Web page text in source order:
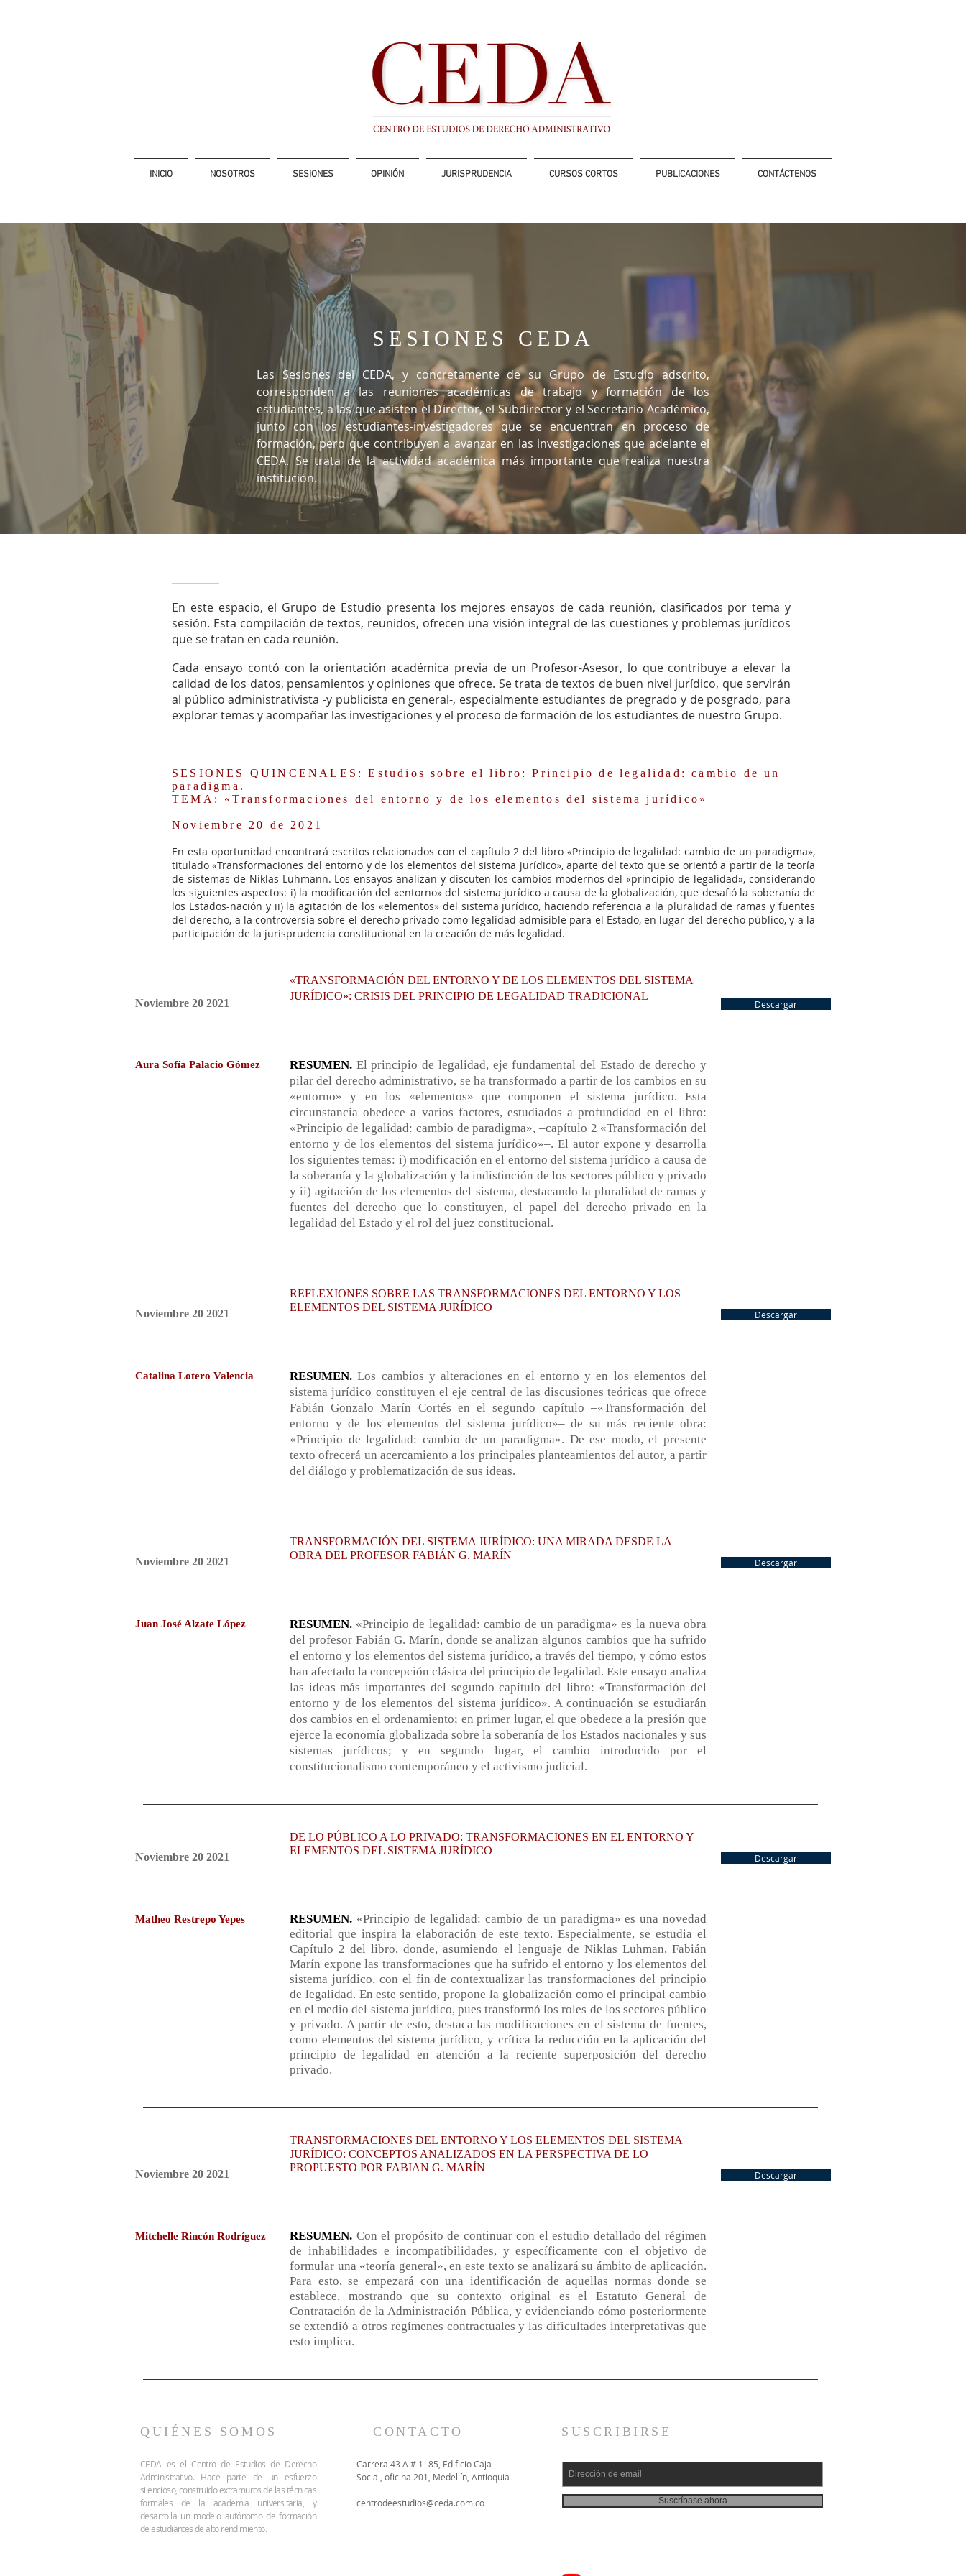
INICIO NOSOTROS SESIONES OPINIÓN JURISPRUDENCIA CURSOS CORTOS PUBLICACIONES CONTÁCTENOS
SESIONES CEDA
Las Sesiones del CEDA, y concretamente de su Grupo de Estudio adscrito,
corresponden a las reuniones académicas de trabajo y formación de los
estudiantes, a las que asisten el Director, el Subdirector y el Secretario Académico,
junto con los estudiantes-investigadores que se encuentran en proceso de
formación, pero que contribuyen a avanzar en las investigaciones que adelante el
CEDA. Se trata de la actividad académica más importante que realiza nuestra
institución.
En este espacio, el Grupo de Estudio presenta los mejores ensayos de cada reunión, clasificados por tema y
sesión. Esta compilación de textos, reunidos, ofrecen una visión integral de las cuestiones y problemas jurídicos
que se tratan en cada reunión.
Cada ensayo contó con la orientación académica previa de un Profesor-Asesor, lo que contribuye a elevar la
calidad de los datos, pensamientos y opiniones que ofrece. Se trata de textos de buen nivel jurídico, que servirán
al público administrativista -y publicista en general-, especialmente estudiantes de pregrado y de posgrado, para
explorar temas y acompañar las investigaciones y el proceso de formación de los estudiantes de nuestro Grupo.
SESIONES QUINCENALES: Estudios sobre el libro: Principio de legalidad: cambio de un
paradigma.
TEMA: «Transformaciones del entorno y de los elementos del sistema jurídico»
Noviembre 20 de 2021
En esta oportunidad encontrará escritos relacionados con el capítulo 2 del libro «Principio de legalidad: cambio de un paradigma»,
titulado «Transformaciones del entorno y de los elementos del sistema jurídico», aparte del texto que se orientó a partir de la teoría
de sistemas de Niklas Luhmann. Los ensayos analizan y discuten los cambios modernos del «principio de legalidad», considerando
los siguientes aspectos: i) la modificación del «entorno» del sistema jurídico a causa de la globalización, que desafió la soberanía de
los Estados-nación y ii) la agitación de los «elementos» del sistema jurídico, haciendo referencia a la pluralidad de ramas y fuentes
del derecho, a la controversia sobre el derecho privado como legalidad admisible para el Estado, en lugar del derecho público, y a la
participación de la jurisprudencia constitucional en la creación de más legalidad.
Noviembre 20 2021
«TRANSFORMACIÓN DEL ENTORNO Y DE LOS ELEMENTOS DEL SISTEMA
JURÍDICO»: CRISIS DEL PRINCIPIO DE LEGALIDAD TRADICIONAL
Descargar
Aura Sofía Palacio Gómez RESUMEN. El principio de legalidad, eje fundamental del Estado de derecho y
pilar del derecho administrativo, se ha transformado a partir de los cambios en su
«entorno» y en los «elementos» que componen el sistema jurídico. Esta
circunstancia obedece a varios factores, estudiados a profundidad en el libro:
«Principio de legalidad: cambio de paradigma», –capítulo 2 «Transformación del
entorno y de los elementos del sistema jurídico»–. El autor expone y desarrolla
los siguientes temas: i) modificación en el entorno del sistema jurídico a causa de
la soberanía y la globalización y la indistinción de los sectores público y privado
y ii) agitación de los elementos del sistema, destacando la pluralidad de ramas y
fuentes del derecho que lo constituyen, el papel del derecho privado en la
legalidad del Estado y el rol del juez constitucional.
Noviembre 20 2021
REFLEXIONES SOBRE LAS TRANSFORMACIONES DEL ENTORNO Y LOS
ELEMENTOS DEL SISTEMA JURÍDICO
Descargar
Catalina Lotero Valencia RESUMEN.Los cambios y alteraciones en el entorno y en los elementos del
sistema jurídico constituyen el eje central de las discusiones teóricas que ofrece
Fabián Gonzalo Marín Cortés en el segundo capítulo –«Transformación del
entorno y de los elementos del sistema jurídico»– de su más reciente obra:
«Principio de legalidad: cambio de un paradigma». De ese modo, el presente
texto ofrecerá un acercamiento a los principales planteamientos del autor, a partir
del diálogo y problematización de sus ideas.
Noviembre 20 2021
TRANSFORMACIÓN DEL SISTEMA JURÍDICO: UNA MIRADA DESDE LA
OBRA DEL PROFESOR FABIÁN G. MARÍN
Descargar
Juan José Alzate López RESUMEN. «Principio de legalidad: cambio de un paradigma» es la nueva obra
del profesor Fabián G. Marín, donde se analizan algunos cambios que ha sufrido
el entorno y los elementos del sistema jurídico, a través del tiempo, y cómo estos
han afectado la concepción clásica del principio de legalidad. Este ensayo analiza
las ideas más importantes del segundo capítulo del libro: «Transformación del
entorno y de los elementos del sistema jurídico». A continuación se estudiarán
dos cambios en el ordenamiento; en primer lugar, el que obedece a la presión que
ejerce la economía globalizada sobre la soberanía de los Estados nacionales y sus
sistemas jurídicos; y en segundo lugar, el cambio introducido por el
constitucionalismo contemporáneo y el activismo judicial.
Noviembre 20 2021
DE LO PÚBLICO A LO PRIVADO: TRANSFORMACIONES EN EL ENTORNO Y
ELEMENTOS DEL SISTEMA JURÍDICO
Descargar
Matheo Restrepo Yepes RESUMEN. «Principio de legalidad: cambio de un paradigma» es una novedad
editorial que inspira la elaboración de este texto. Especialmente, se estudia el
Capítulo 2 del libro, donde, asumiendo el lenguaje de Niklas Luhman, Fabián
Marín expone las transformaciones que ha sufrido el entorno y los elementos del
sistema jurídico, con el fin de contextualizar las transformaciones del principio
de legalidad. En este sentido, propone la globalización como el principal cambio
en el medio del sistema jurídico, pues transformó los roles de los sectores público
y privado. A partir de esto, destaca las modificaciones en el sistema de fuentes,
como elementos del sistema jurídico, y crítica la reducción en la aplicación del
principio de legalidad en atención a la reciente superposición del derecho
privado.
Noviembre 20 2021
TRANSFORMACIONES DEL ENTORNO Y LOS ELEMENTOS DEL SISTEMA
JURÍDICO: CONCEPTOS ANALIZADOS EN LA PERSPECTIVA DE LO
PROPUESTO POR FABIAN G. MARÍN
Descargar
Mitchelle Rincón Rodríguez RESUMEN. Con el propósito de continuar con el estudio detallado del régimen
de inhabilidades e incompatibilidades, y específicamente con el objetivo de
formular una «teoría general», en este texto se analizará su ámbito de aplicación.
Para esto, se empezará con una identificación de aquellas normas donde se
establece, mostrando que su contexto original es el Estatuto General de
Contratación de la Administración Pública, y evidenciando cómo posteriormente
se extendió a otros regímenes contractuales y las dificultades interpretativas que
esto implica.
QUIÉNES SOMOS
CEDA es el Centro de Estudios de Derecho
Administrativo. Hace parte de un esfuerzo
silencioso, construido extramuros de las técnicas
formales de la academia universitaria, y
desarrolla un modelo autónomo de formación
de estudiantes de alto rendimiento.
CONTACTO
Carrera 43 A # 1- 85, Edificio Caja
Social, oficina 201, Medellín, Antioquia
centrodeestudios@ceda.com.co
SUSCRIBIRSE
Suscríbase ahora